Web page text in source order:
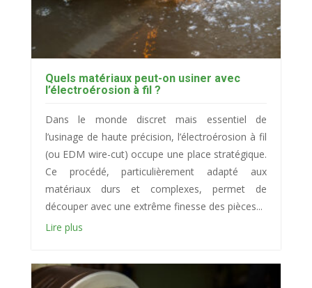
Quels matériaux peut-on usiner avec
l’électroérosion à fil ?
Dans le monde discret mais essentiel de
l’usinage de haute précision, l’électroérosion à fil
(ou EDM wire-cut) occupe une place stratégique.
Ce procédé, particulièrement adapté aux
matériaux durs et complexes, permet de
découper avec une extrême finesse des pièces...
Lire plus